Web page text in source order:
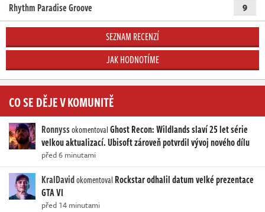
Rhythm Paradise Groove 9
SEZNAM RECENZÍ
JAK HODNOTÍME
CO SE DĚJE V KOMUNITĚ
RonnyssokomentovalGhost Recon: Wildlands slaví 25 let série
velkou aktualizací. Ubisoft zároveň potvrdil vývoj nového dílu
před 6 minutami
KralDavidokomentoval Rockstar odhalil datum velké prezentace
GTA VI
před 14 minutami